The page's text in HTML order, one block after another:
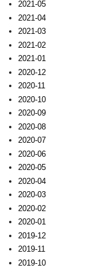
2021-05
2021-04
2021-03
2021-02
2021-01
2020-12
2020-11
2020-10
2020-09
2020-08
2020-07
2020-06
2020-05
2020-04
2020-03
2020-02
2020-01
2019-12
2019-11
2019-10